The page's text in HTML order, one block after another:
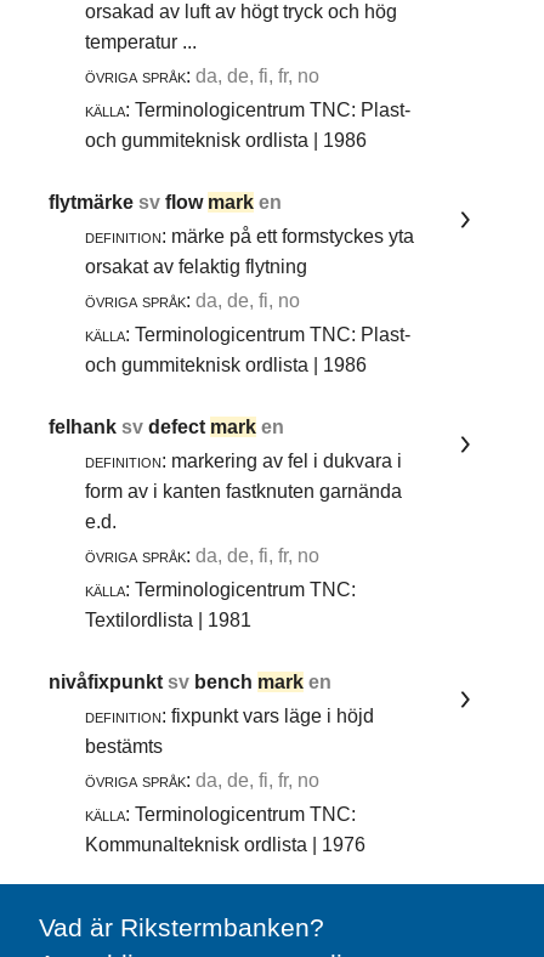
orsakad av luft av högt tryck och hög
temperatur ...
övriga språk: da, de, fi, fr, no
källa: Terminologicentrum TNC: Plast-
och gummiteknisk ordlista | 1986
flytmärkesvflow mark en
definition: märke på ett formstyckes yta
orsakat av felaktig flytning
övriga språk: da, de, fi, no
källa: Terminologicentrum TNC: Plast-
och gummiteknisk ordlista | 1986
felhanksvdefect mark en
definition: markering av fel i dukvara i
form av i kanten fastknuten garnända
e.d.
övriga språk: da, de, fi, fr, no
källa: Terminologicentrum TNC:
Textilordlista | 1981
nivåfixpunktsv bench mark en
definition: fixpunkt vars läge i höjd
bestämts
övriga språk: da, de, fi, fr, no
källa: Terminologicentrum TNC:
Kommunalteknisk ordlista | 1976
Vad är Rikstermbanken?